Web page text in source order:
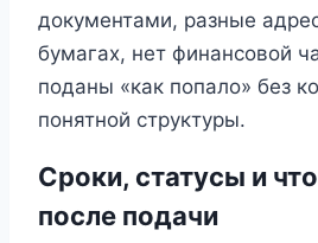
документами, разные
бумагах, нет финансовой
поданы «как попало» без
понятной структуры.
Сроки, статусы и
после подачи